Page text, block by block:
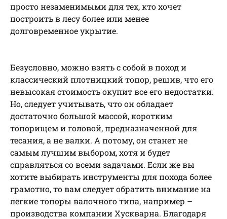
просто незаменимыми для тех, кто хочет
построить в лесу более или менее
долговременное укрытие.
Безусловно, можно взять с собой в поход и
классический плотницкий топор, решив, что его
невысокая стоимость окупит все его недостатки.
Но, следует учитывать, что он обладает
достаточно большой массой, коротким
топорищем и головой, предназначенной для
тесания, а не валки. А потому, он станет не
самым лучшим выбором, хотя и будет
справляться со всеми задачами. Если же вы
хотите выбирать инструменты для похода более
грамотно, то вам следует обратить внимание на
легкие топоры валочного типа, например –
производства компании Хускварна. Благодаря